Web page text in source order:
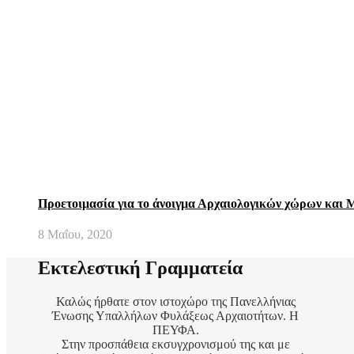
Προετοιμασία για το άνοιγμα Αρχαιολογικών χώρων και
8 Μαΐου, 2020
Εκτελεστική Γραμματεία
Καλώς ήρθατε στον ιστοχώρο της Πανελλήνιας
Ένωσης Υπαλλήλων Φυλάξεως Αρχαιοτήτων. Η
ΠΕΥΦΑ.
Στην προσπάθεια εκσυγχρονισμού της και με